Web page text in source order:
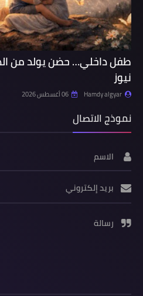
طفل داخلي… حضن يولد من
نيوز
Hamdy algyar 06 أغسطس 2026
نموذج الاتصال
الاسم
بريد إلكتروني
رسالة